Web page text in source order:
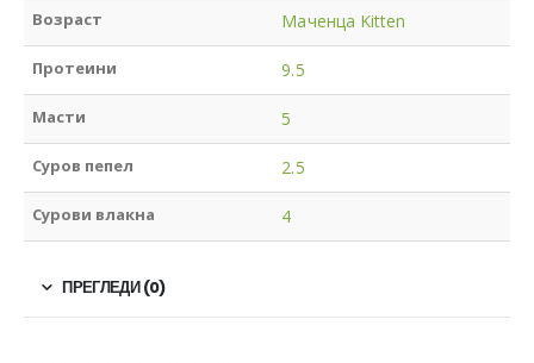
Возраст Маченца Kitten
Протеини 9.5
Масти 5
Суров пепел 2.5
Сурови влакна 4
ПРЕГЛЕДИ (0)